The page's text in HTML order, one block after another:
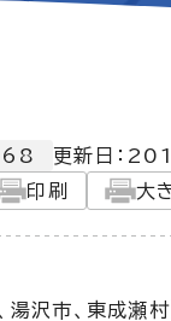
更新日：
印刷
大
沢市、東成瀬村